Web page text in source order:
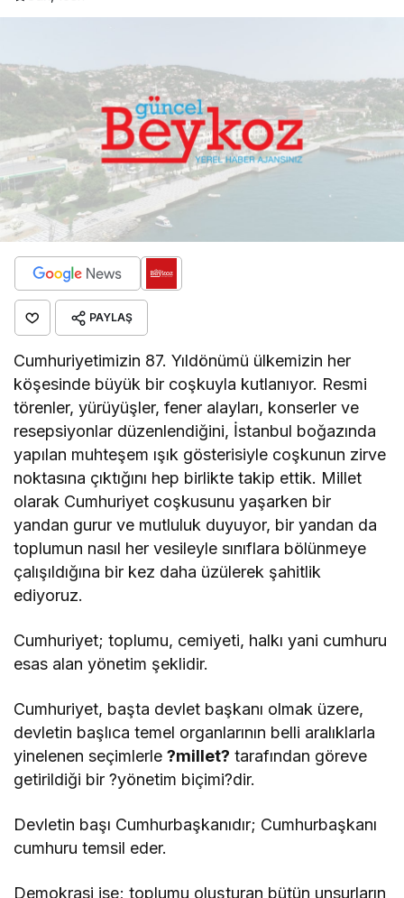
PAYLAŞ
Cumhuriyetimizin 87. Yıldönümü ülkemizin her
köşesinde büyük bir coşkuyla kutlanıyor. Resmi
törenler, yürüyüşler, fener alayları, konserler ve
resepsiyonlar düzenlendiğini, İstanbul boğazında
yapılan muhteşem ışık gösterisiyle coşkunun zirve
noktasına çıktığını hep birlikte takip ettik. Millet
olarak Cumhuriyet coşkusunu yaşarken bir
yandan gurur ve mutluluk duyuyor, bir yandan da
toplumun nasıl her vesileyle sınıflara bölünmeye
çalışıldığına bir kez daha üzülerek şahitlik
ediyoruz.
Cumhuriyet; toplumu, cemiyeti, halkı yani cumhuru
esas alan yönetim şeklidir.
Cumhuriyet, başta devlet başkanı olmak üzere,
devletin başlıca temel organlarının belli aralıklarla
yinelenen seçimlerle?millet? tarafından göreve
getirildiği bir ?yönetim biçimi?dir.
Devletin başı Cumhurbaşkanıdır; Cumhurbaşkanı
cumhuru temsil eder.
Demokrasi ise; toplumu oluşturan bütün unsurların